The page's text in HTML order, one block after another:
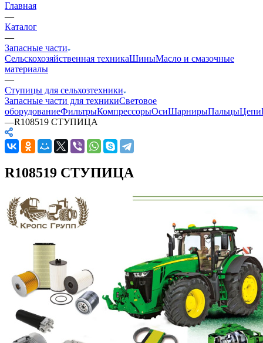
Главная
—
Каталог
—
Запасные части
Сельскохозяйственная техникаШиныМасло и смазочные
материалы
—
Ступицы для сельхозтехники
Запасные части для техникиСветовое
оборудованиеФильтрыКомпрессорыОсиШарнирыПальцыЦепи
—R108519 СТУПИЦА
R108519 СТУПИЦА